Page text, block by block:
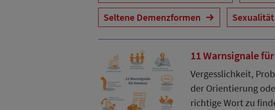
Seltene Demenzformen
Sexualität
11 Warnsignale
Vergesslichkeit,
der Orientierung
richtige Wort zu